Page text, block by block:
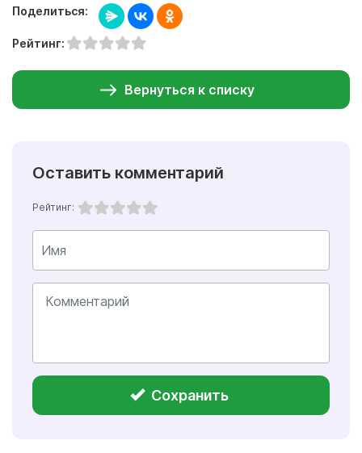
Поделиться:
Рейтинг:
Вернуться к списку
Оставить комментарий
Рейтинг:
Сохранить